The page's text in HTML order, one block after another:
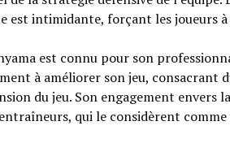
est intimidante, forçant les joueurs
est connu pour son
à améliorer son jeu, consacrant
du jeu. Son engagement envers
qui le considèrent